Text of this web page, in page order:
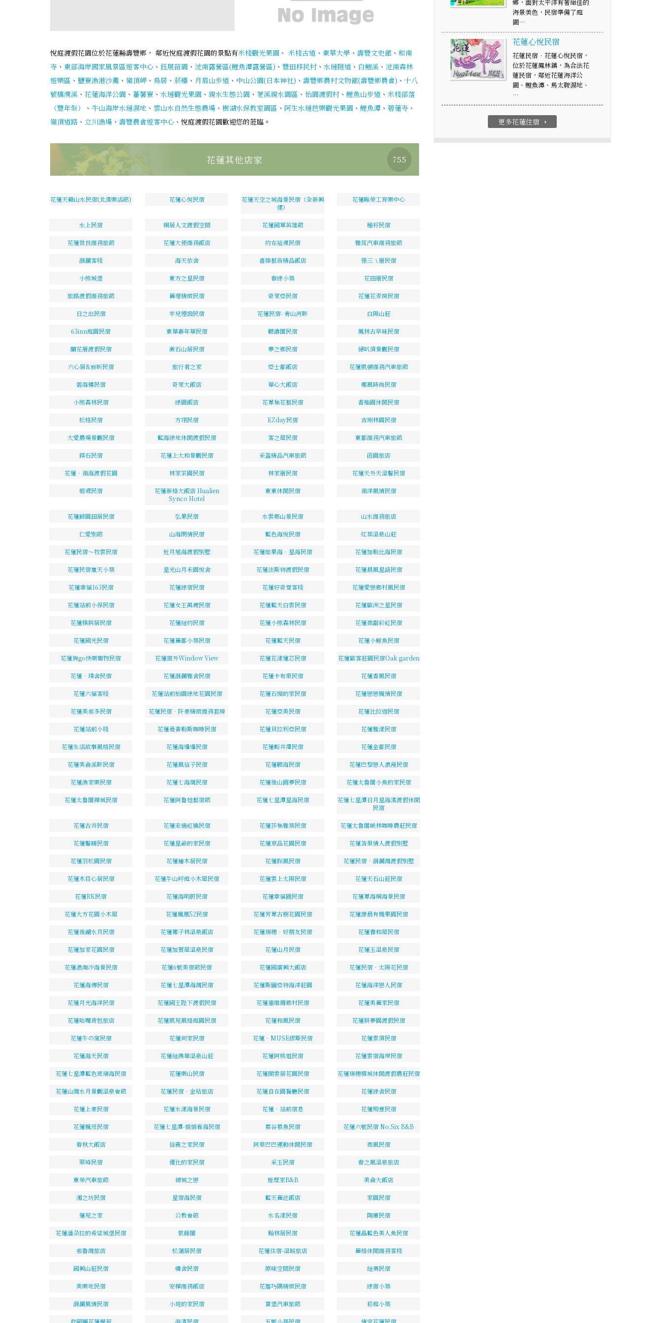
悅庭渡假花園位於花蓮縣壽豐鄉， 鄰近悅庭渡假花園的景點有米棧觀光果園 、 米棧古道 、 東華大學 、 壽豐文史館 、 和南
寺 、 東部海岸國家風景區遊客中心 、 鈺展苗園 、 池南露營區(鯉魚潭露營區) 、 豐田移民村 、 水璉隧道 、 白鮑溪 、 池南森林
遊樂區 、 鹽寮漁港沙灘 、 嶺頂岬 、 鳥居 、 菸樓 、 月眉山步道 、 中山公園(日本神社) 、 壽豐鄉農村文物館(壽豐鄉農會) 、 十八
號橋溯溪 、 花蓮海洋公園 、 蕃薯寮 、 水璉觀光果園 、 親水生態公園 、 荖溪親水園區 、 怡園渡假村 、 鯉魚山步道 、 米棧部落
（豐年祭）
、 牛山海岸水璉濕地 、 雲山水自然生態農場 、 樹湖水保教室園區 、 阿生水璉芭樂觀光果園 、 鯉魚潭 、 碧蓮寺 、
嶺頂道路 、 立川漁場 、 壽豐農會遊客中心 、悅庭渡假花園歡迎您的蒞臨。
花蓮其他店家 755
花蓮天籟山水民宿(北濱樂活館) 花蓮心悅民宿
花蓮天空之城海景民宿（全新興
建）
花蓮縣勞工育樂中心
水上民宿 桐居人文渡假空間 花蓮國軍英雄館 種籽民宿
花蓮世良商務旅館 花蓮大使商務飯店 約在這裡民宿 雅筑汽車商務旅館
洄瀾客棧 海天依舍 喜臻藝術精品飯店 張三ㄟ厝民宿
小熊城堡 東方之星民宿 春綠小築 花田厝民宿
旅路渡假商務旅館 麗堤精緻民宿 奇萊亞民宿 花蓮花弄房民宿
日之出民宿 羊兒煙囪民宿 花蓮民宿- 青山河畔 白陽山莊
63inn庭園民宿 東華嘉年華民宿 聽濤閣民宿 鳳林古早味民宿
蘭花厝渡假民宿 漱石山居民宿 夢之鄉民宿 掃叭頂景觀民宿
六心居&宸昕民宿 旅行者之家 亞士都飯店 花蓮凱頓商務汽車旅館
碧海樓民宿 奇萊大飯店 華心大飯店 椰風時尚民宿
小熊森林民宿 綠園飯店 花草集花藝民宿 香柚園休閒民宿
松格民宿 方翊民宿 EZday民宿 吉琍林園民宿
大愛農場景觀民宿 藍海綠地休閒渡假民宿 客之屋民宿 東都商務汽車旅館
鏷石民宿 花蓮上大和景觀民宿 采盈精品汽車旅館 函園旅店
花蓮‧南海渡假花園 林家茶園民宿 林家厝民宿 花蓮天外天溫馨民宿
相遇民宿
花蓮新格大飯店 Hualien
Synco Hotel
東東休閒民宿 南洋風情民宿
花蓮歸園田居民宿 弘果民宿 水雲鄉山景民宿 山水商務旅店
仁愛別館 山海閑情民宿 藍色海悅民宿 紅葉溫泉山莊
花蓮民宿～牧雲民宿 近月旭海渡假別墅 花蓮如果海．星海民宿 花蓮加勒比海民宿
花蓮民宿嵐天小築 星光山月禾園悅舍 花蓮法斯特渡假民宿 花蓮晨風星語民宿
花蓮幸福163民宿 花蓮綠宿民宿 花蓮好奇堂客棧 花蓮愛戀鄉村風民宿
花蓮站前小保民宿 花蓮女王萬歲民宿 花蓮藍天白雲民宿 花蓮歐洲之星民宿
花蓮樸耕居民宿 花蓮紐約民宿 花蓮小熊森林民宿 花蓮微甜彩虹民宿
花蓮國光民宿 花蓮麗都小築民宿 花蓮藍天民宿 花蓮小鯨魚民宿
花蓮狗go快樂寵物民宿 花蓮窗外Window View 花蓮花漾蓮芯民宿 花蓮歐客莊園民宿Oak garden
花蓮‧璞舍民宿 花蓮洄瀾雅舍民宿 花蓮卡布里民宿 花蓮香風民宿
花蓮六福客棧 花蓮站前柏園綠地花園民宿 花蓮石頭的家民宿 花蓮戀戀楓情民宿
花蓮美那多民宿 花蓮民宿．阡豪精緻商務套房 花蓮亞美民宿 花蓮比拉迦民宿
花蓮站前小棧 花蓮曼普勒斯咖啡民宿 花蓮貝拉利亞民宿 花蓮雅漾民宿
花蓮生活故事風格民宿 花蓮海邊邊民宿 花蓮輕井澤民宿 花蓮金都民宿
花蓮美侖溪畔民宿 花蓮風信子民宿 花蓮聽海民宿 花蓮巴黎戀人浪漫民宿
花蓮漁家樂民宿 花蓮七海灣民宿 花蓮後山圓夢民宿 花蓮太魯閣小魚的家民宿
花蓮太魯閣樺城民宿 花蓮阿魯娃藝宿館 花蓮七星潭星海民宿
花蓮七星潭日月星海濱渡假休閒
民宿
花蓮古井民宿 花蓮走過虹橋民宿 花蓮莎集雅築民宿 花蓮太魯閣峽林咖啡農莊民宿
花蓮馨晴民宿 花蓮星爺的家民宿 花蓮京品花園民宿 花蓮峇里情人渡假別墅
花蓮羽松園民宿 花蓮檜木居民宿 花蓮踩風民宿 花蓮民宿‧洄瀾灣渡假別墅
花蓮木目心居民宿 花蓮牛山呼庭小木屋民宿 花蓮雲上太陽民宿 花蓮天石山莊民宿
花蓮RK民宿 花蓮海明蔚民宿 花蓮幸福圓民宿 花蓮草海桐海景民宿
花蓮大方花園小木屋 花蓮鳳凰52民宿 花蓮芳草古樹花園民宿 花蓮康晨有機果園民宿
花蓮後湖水月民宿 花蓮椰子林溫泉飯店 花蓮瑞穗‧好朋友民宿 花蓮養和屋民宿
花蓮加家花園民宿 花蓮加賀屋溫泉民宿 花蓮山月民宿 花蓮玉溫泉民宿
花蓮浪淘沙海景民宿 花蓮6號美宿館民宿 花蓮國廣興大飯店 花蓮民宿‧太陽花民宿
花蓮海傳民宿 花蓮七星潭海灣民宿 花蓮斯圖亞特海洋莊園 花蓮海洋戀人民宿
花蓮月光海洋民宿 花蓮國王陛下渡假民宿 花蓮塞維爾鄉村民宿 花蓮美麗家民宿
花蓮哈囉背包旅店 花蓮凱苑風格庭園民宿 花蓮和風民宿 花蓮耕夢園渡假民宿
花蓮牛の窩民宿 花蓮何家民宿 花蓮‧MUSE繆斯民宿 花蓮雲頂民宿
花蓮海天民宿 花蓮紐澳華溫泉山莊 花蓮阿桃姐民宿 花蓮雲宿海岸民宿
花蓮七星潭藍色玻璃海民宿 花蓮樂山民宿 花蓮閒雲居花園民宿 花蓮瑞穗檳城休閒渡假農莊民宿
花蓮山灣水月景觀溫泉會館 花蓮民宿．金桔旅店 花蓮自在園餐廳民宿 花蓮綠舍民宿
花蓮上豪民宿 花蓮水漾海景民宿 花蓮‧站前宿息 花蓮翔意民宿
花蓮楓茂民宿 花蓮七星潭-惦惦看海民宿 慕谷慕魚民宿 花蓮六號民宿 No.Six B&B
春秋大飯店 信義之家民宿 阿里巴巴運動休閒民宿 微風民宿
翠峰民宿 優比的家民宿 采玉民宿 春之風溫泉旅店
東榮汽車旅館 傾城之戀 遊歷家B&B 美侖大飯店
湘之坊民宿 星宿海民宿 藍天麗池飯店 家園民宿
蓮苑之家 公教會館 水名漾民宿 陶庫民宿
花蓮潘朵拉的希望城堡民宿 紫藤閣 翰林居民宿 花蓮晶藍色美人魚民宿
那魯灣旅店 松蒲居民宿 花蓮住宿-溫暖旅店 麗格休閒商務客棧
國興山莊民宿 韓舍民宿 原味空間民宿 紐奧民宿
美樂地民宿 安樺商務飯店 花簷巧隅精緻民宿 綠窗小築
洄瀾風情民宿 小斑的家民宿 富堡汽車旅館 菘庭小築
鄉，面對太平洋有著絕佳的
海景美色，民宿準備了庭
園…
花蓮心悅民宿
花蓮民宿‧花蓮心悅民宿，
位於花蓮鳳林鎮，為合法花
蓮民宿，鄰近花蓮海洋公
園、鯉魚潭、馬太鞍濕地、
…
更多花蓮住宿 arrow_right